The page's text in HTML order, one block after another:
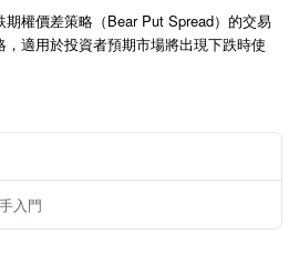
權價差策略（Bear Put Spread）的交易
適用於投資者預期市場將出現下跌時使
入門